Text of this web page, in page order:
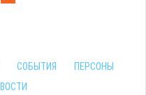
СОБЫТИЯ
ПЕРСОНЫ